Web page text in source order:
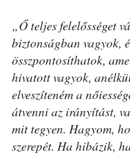
„Ő teljes felelősséget
biztonságban vagyok,
összpontosíthatok,
hivatott vagyok,
elveszíteném a
átvenni az irányítást,
mit tegyen. Hagyom,
szerepét. Ha hibázik,